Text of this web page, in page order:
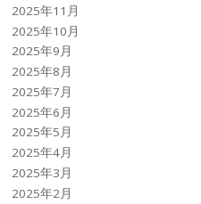
2025年11月
2025年10月
2025年9月
2025年8月
2025年7月
2025年6月
2025年5月
2025年4月
2025年3月
2025年2月